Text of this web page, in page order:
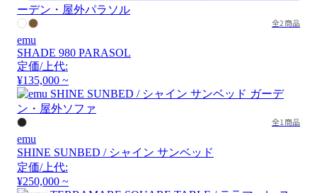
全2商品
emu
SHADE 980 PARASOL
定価/上代:
¥135,000 ~
全1商品
emu
SHINE SUNBED / シャイン サンベッド
定価/上代:
¥250,000 ~